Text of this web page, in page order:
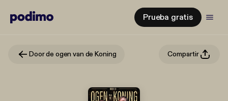
Prueba gratis
Door de ogen van de Koning Compartir